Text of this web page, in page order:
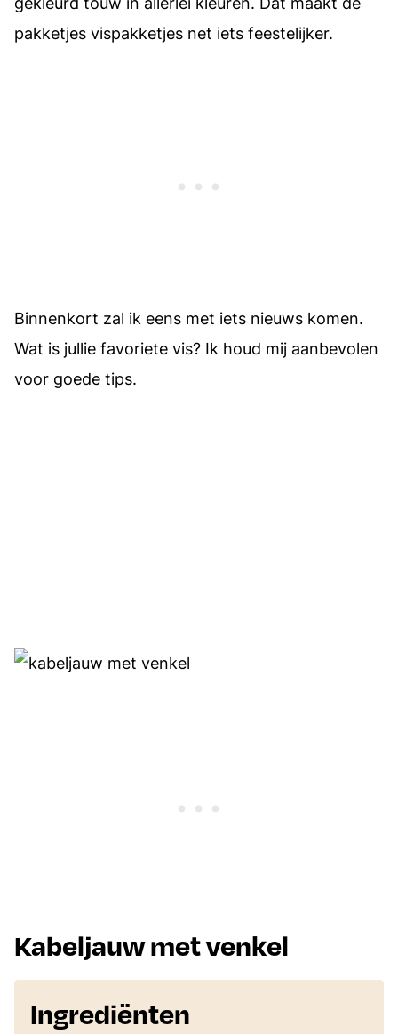
pakketjes vispakketjes net iets feestelijker.
Binnenkort zal ik eens met iets nieuws komen.
Wat is jullie favoriete vis? Ik houd mij aanbevolen
voor goede tips.
Kabeljauw met venkel
Ingrediënten